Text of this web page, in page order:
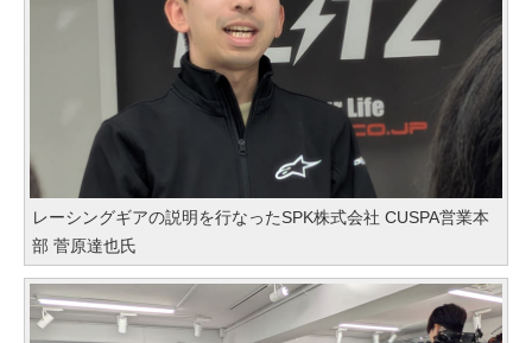
レーシングギアの説明を行なったSPK株式会社 CUSPA営業本
部 菅原達也氏